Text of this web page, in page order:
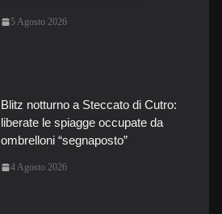
5 Agosto 2026
Blitz notturno a Steccato di Cutro:
liberate le spiagge occupate da
ombrelloni “segnaposto”
4 Agosto 2026